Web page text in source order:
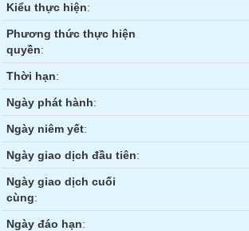
Kiểu thực hiện:
Phương thức thực hiện
quyền:
Thời hạn:
Ngày phát hành:
Ngày niêm yết:
Ngày giao dịch đầu tiên:
Ngày giao dịch cuối
cùng:
Ngày đáo hạn: